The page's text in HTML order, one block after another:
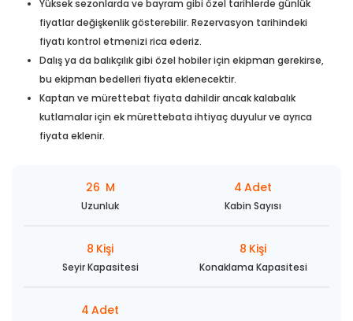
26 M
Uzunluk
4 Adet
Kabin Sayısı
8 Kişi
Seyir Kapasitesi
8 Kişi
Konaklama Kapasitesi
4 Adet
Yüksek sezonlarda ve bayram gibi özel tarihlerde günlük
fiyatlar değişkenlik gösterebilir. Rezervasyon tarihindeki
fiyatı kontrol etmenizi rica ederiz.
Dalış ya da balıkçılık gibi özel hobiler için ekipman gerekirse,
bu ekipman bedelleri fiyata eklenecektir.
Kaptan ve mürettebat fiyata dahildir ancak kalabalık
kutlamalar için ek mürettebata ihtiyaç duyulur ve ayrıca
fiyata eklenir.